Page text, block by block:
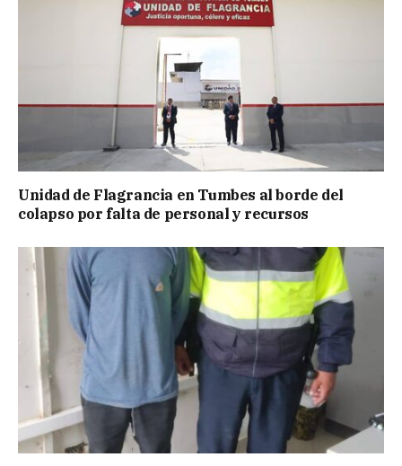
Unidad de Flagrancia en Tumbes al borde del
colapso por falta de personal y recursos